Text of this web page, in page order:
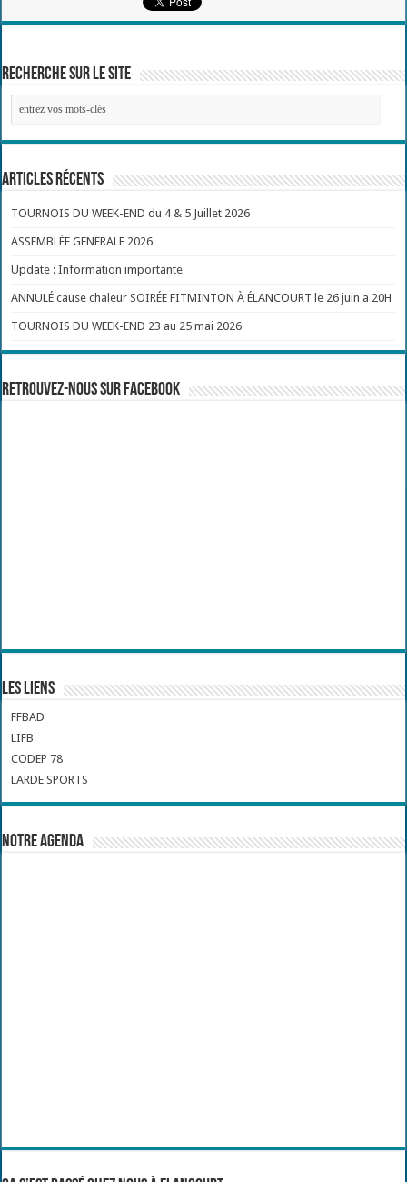
Recherche sur le site
Articles récents
TOURNOIS DU WEEK-END du 4 & 5 Juillet 2026
ASSEMBLÉE GENERALE 2026
Update : Information importante
ANNULÉ cause chaleur SOIRÉE FITMINTON À ÉLANCOURT le 26 juin a 20H
TOURNOIS DU WEEK-END 23 au 25 mai 2026
Retrouvez-nous sur Facebook
Les liens
FFBAD
LIFB
CODEP 78
LARDE SPORTS
Notre Agenda